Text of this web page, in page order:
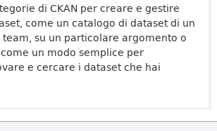
di CKAN per creare e gestire
come un catalogo di dataset di un
su un particolare argomento o
un modo semplice per
e cercare i dataset che hai